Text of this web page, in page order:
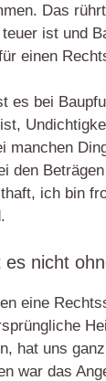
Das
ist und
einen
es bei
manchen
den
ich bin
es nicht
eine
hat uns
war das